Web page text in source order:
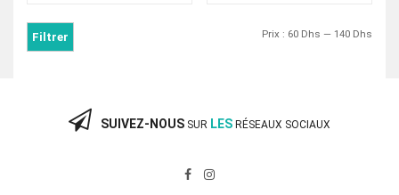
Filtrer Prix : 60 Dhs — 140 Dhs
SUIVEZ-NOUS SUR LES RÉSEAUX SOCIAUX